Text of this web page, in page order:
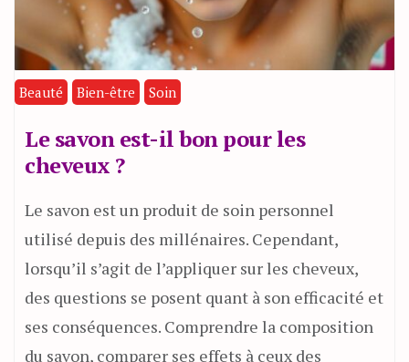
Beauté Bien-être Soin
Le savon est-il bon pour les
cheveux ?
Le savon est un produit de soin personnel
utilisé depuis des millénaires. Cependant,
lorsqu’il s’agit de l’appliquer sur les cheveux,
des questions se posent quant à son efficacité et
ses conséquences. Comprendre la composition
du savon, comparer ses effets à ceux des